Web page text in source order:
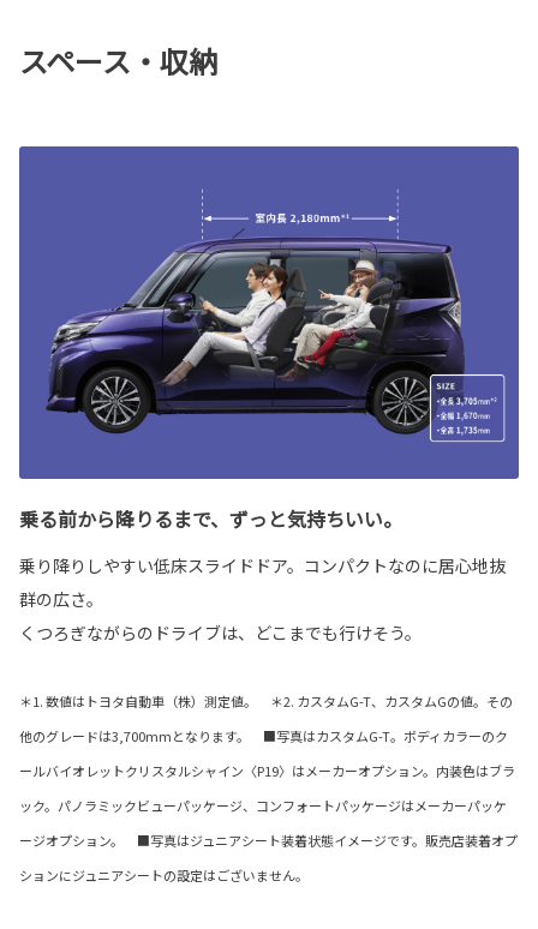
スペース・収納
乗る前から降りるまで、ずっと気持ちいい。
乗り降りしやすい低床スライドドア。コンパクトなのに居心地抜
群の広さ。
くつろぎながらのドライブは、どこまでも行けそう。
＊1. 数値はトヨタ自動車（株）測定値。 ＊2. カスタムG-T、カスタムGの値。その
他のグレードは3,700mmとなります。 ■写真はカスタムG-T。ボディカラーのク
ールバイオレットクリスタルシャイン〈P19〉はメーカーオプション。内装色はブラ
ック。パノラミックビューパッケージ、コンフォートパッケージはメーカーパッケ
ージオプション。 ■写真はジュニアシート装着状態イメージです。販売店装着オプ
ションにジュニアシートの設定はございません。